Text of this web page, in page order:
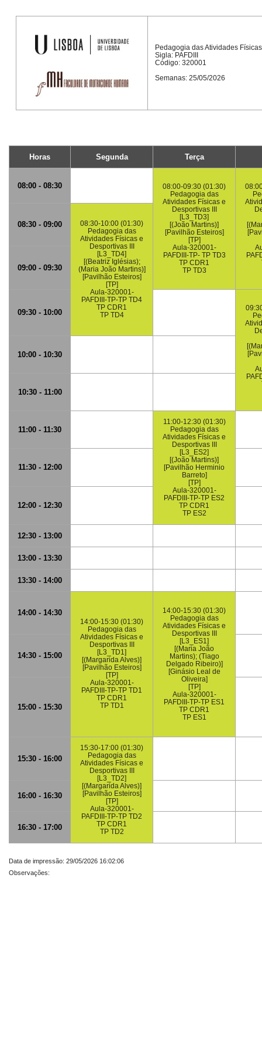
Pedagogia das Atividades
Sigla: PAFDIII
Código: 320001
Semanas: 25/05/2026
Horas Segunda Terça
08:00 - 08:30
08:00-09:30 (01:30)
Pedagogia das
Atividades Físicas e
Desportivas III
[L3_TD3]
[(João Martins)]
[Pavilhão Esteiros]
[TP]
Aula-320001-
PAFDIII-TP- TP TD3
TP CDR1
TP TD3
08:30 - 09:00
08:30-10:00 (01:30)
Pedagogia das
Atividades Físicas e
Desportivas III
[L3_TD4]
[(Beatriz Iglésias);
(Maria João Martins)]
[Pavilhão Esteiros]
[TP]
Aula-320001-
PAFDIII-TP-TP TD4
TP CDR1
TP TD4
09:00 - 09:30
09:30 - 10:00
10:00 - 10:30
10:30 - 11:00
11:00 - 11:30
11:00-12:30 (01:30)
Pedagogia das
Atividades Físicas e
Desportivas III
[L3_ES2]
[(João Martins)]
[Pavilhão Herminio
Barreto]
[TP]
Aula-320001-
PAFDIII-TP-TP ES2
TP CDR1
TP ES2
11:30 - 12:00
12:00 - 12:30
12:30 - 13:00
13:00 - 13:30
13:30 - 14:00
14:00 - 14:30
14:00-15:30 (01:30)
Pedagogia das
Atividades Físicas e
Desportivas III
[L3_TD1]
[(Margarida Alves)]
[Pavilhão Esteiros]
[TP]
Aula-320001-
PAFDIII-TP-TP TD1
TP CDR1
TP TD1
14:00-15:30 (01:30)
Pedagogia das
Atividades Físicas e
Desportivas III
[L3_ES1]
[(Maria João
Martins); (Tiago
Delgado Ribeiro)]
[Ginásio Leal de
Oliveira]
[TP]
Aula-320001-
PAFDIII-TP-TP ES1
TP CDR1
TP ES1
14:30 - 15:00
15:00 - 15:30
15:30 - 16:00
15:30-17:00 (01:30)
Pedagogia das
Atividades Físicas e
Desportivas III
[L3_TD2]
[(Margarida Alves)]
[Pavilhão Esteiros]
[TP]
Aula-320001-
PAFDIII-TP-TP TD2
TP CDR1
TP TD2
16:00 - 16:30
16:30 - 17:00
Data de impressão: 29/05/2026 16:02:06
Observações: